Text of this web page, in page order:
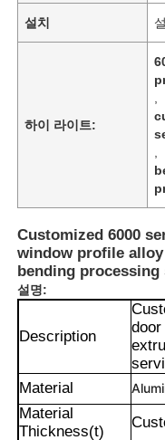
설치
하이 라이트:
Customized 6000
window profile
bending processing
설명:
Description
Material
Material
Thickness(t)